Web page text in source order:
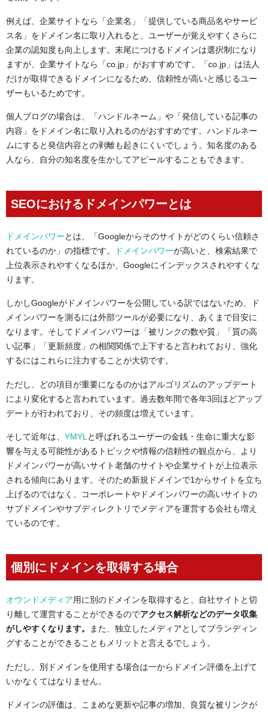
例えば、企業サイトなら「企業名」「提供している商品名やサービ
ス名」をドメイン名に取り入れると、ユーザーが覚えやすくさらに
企業の認知度も向上します。末尾につけるドメインは選択制になり
ますが、企業サイトなら「co.jp」がおすすめです。「co.jp」は法人
だけが取得できるドメインになるため、信頼性が高いと感じるユー
ザーもいるためです。
個人ブログの場合は、「ハンドルネーム」や「発信している記事の
内容」をドメイン名に取り入れるのがおすすめです。ハンドルネー
ムにすると発信内容との剥離も起きにくいでしょう。知名度のある
人なら、自分の知名度を生かしてアピールすることもできます。
SEOにおけるドメインパワーとは
ドメインパワーとは、「Googleからそのサイトがどのくらい信頼さ
れているのか」の指標です。
ドメインパワーが高いと、検索結果で
上位表示されやすくなるほか、Googleにインデックスされやすくな
ります。
しかしGoogleがドメインパワーを公開している訳ではないため、ド
メインパワーを測るには外部ツールが必要になり、あくまで目安に
なります。そしてドメインパワーは「被リンクの数や質」「質の高
い記事」「更新頻度」の相関関係で上下すると言われており、強化
するにはこれらに注力することが大切です。
ただし、どの項目が重要になるのかはアルゴリズムのアップデート
により変化すると言われています。過去数年間で各年3回ほどアップ
デートが行われており、その頻度は増えています。
そして近年は、 YMYLと呼ばれるユーザーの金銭・生命に重大な影
響を与える可能性があるトピックや情報の信頼性の観点から、より
ドメインパワーが高いサイト老舗のサイトや企業サイトが上位表示
される傾向にあります。そのため新規ドメインで1からサイトを立ち
上げるのではなく、コーポレートやドメインパワーの高いサイトの
サブドメインやサブディレクトリでメディアを運営する会社も増え
ているのです。
個別にドメインを取得する場合
オウンドメディア用に別のドメインを取得すると、自社サイトと切
り離して運営することができるのでアクセス解析などのデータ収集
がしやすくなります。
また、独立したメディアとしてブランディン
グすることができることもメリットと言えるでしょう。
ただし、別ドメインを使用する場合は一からドメイン評価を上げて
いかなくてはなりません。
ドメインの評価は、こまめな更新や記事の増加、良質な被リンクが